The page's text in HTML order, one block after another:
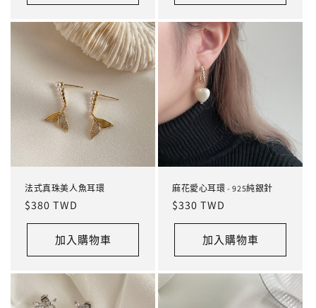
法式真珠美人魚耳環
定
價
$380 TWD
加入購物車
麻花愛心耳環 - 925純銀針
定
價
$330 TWD
加入購物車